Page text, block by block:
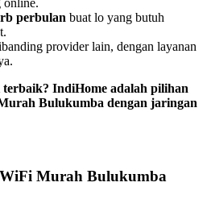
online.
perbulan buat lo yang butuh
provider lain, dengan layanan
IndiHome adalah pilihan
Bulukumba dengan jaringan
Murah Bulukumba